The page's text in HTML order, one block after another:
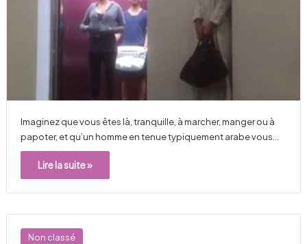
Imaginez que vous êtes là, tranquille, à marcher, manger ou à
papoter, et qu’un homme en tenue typiquement arabe vous…
Lire la suite »
Non classé